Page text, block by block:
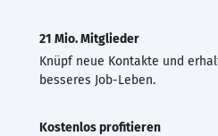
21 Mio. Mitglieder
Knüpf neue Kontakte und
besseres Job-Leben.
Kostenlos profitieren